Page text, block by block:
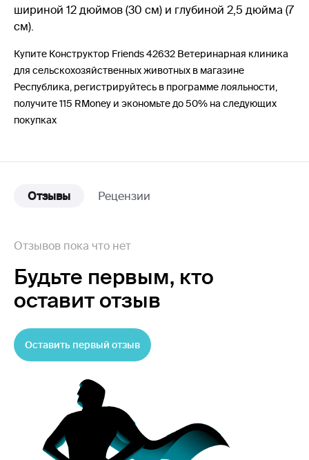
шириной 12 дюймов (30 см) и глубиной 2,5 дюйма (7
см).
Купите Конструктор Friends 42632 Ветеринарная клиника
для сельскохозяйственных животных в магазине
Республика, регистрируйтесь в программе лояльности,
получите 115 RMoney и экономьте до 50% на следующих
покупках
Отзывы Рецензии
Отзывов пока что нет
Будьте первым, кто
оставит отзыв
Оставить первый отзыв